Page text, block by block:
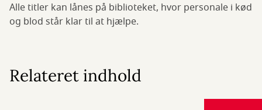
Alle titler kan lånes på biblioteket, hvor personale i kød
og blod står klar til at hjælpe.
Relateret indhold